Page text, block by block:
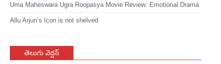
Uma Maheswara Ugra Roopasya Movie Review: Emotional Drama
Allu Arjun’s Icon is not shelved
తెలుగు వెర్షన్